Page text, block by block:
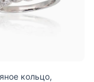
кольцо,